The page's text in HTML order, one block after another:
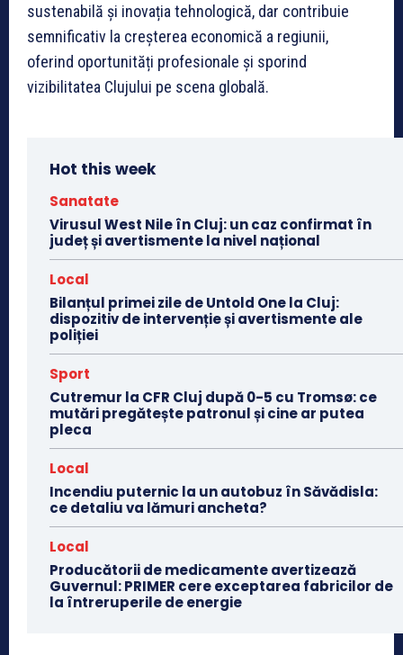
sustenabilă și inovația tehnologică, dar contribuie
semnificativ la creșterea economică a regiunii,
oferind oportunități profesionale și sporind
vizibilitatea Clujului pe scena globală.
Hot this week
Sanatate
Virusul West Nile în Cluj: un caz confirmat în
județ și avertismente la nivel național
Local
Bilanțul primei zile de Untold One la Cluj:
dispozitiv de intervenție și avertismente ale
poliției
Sport
Cutremur la CFR Cluj după 0-5 cu Tromsø: ce
mutări pregătește patronul și cine ar putea
pleca
Local
Incendiu puternic la un autobuz în Săvădisla:
ce detaliu va lămuri ancheta?
Local
Producătorii de medicamente avertizează
Guvernul: PRIMER cere exceptarea fabricilor de
la întreruperile de energie